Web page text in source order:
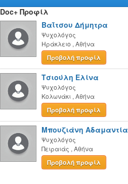
Doc+ Προφίλ
Βαΐτσου Δήμητρα
Ψυχολόγος
Ηράκλειο , Αθήνα
Προβολή προφίλ
Τσιούλη Ελίνα
Ψυχολόγος
Κολωνάκι , Αθήνα
Προβολή προφίλ
Μπουζιάνη Αδαμαντία
Ψυχολόγος
Πειραιάς , Αθήνα
Προβολή προφίλ